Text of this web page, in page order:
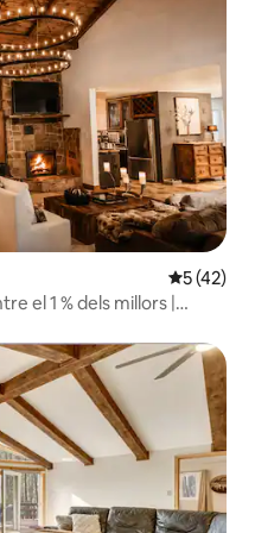
5 de
5 (42)
el 1 % dels millors |